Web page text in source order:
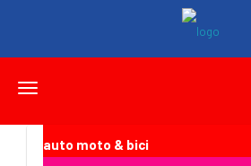
Toggle
auto moto & bici